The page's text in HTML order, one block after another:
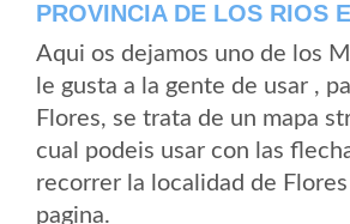
PROVINCIA DE LOS RIOS
Aqui os dejamos uno de los
le gusta a la gente de usar ,
Flores, se trata de un mapa
cual podeis usar con las
recorrer la localidad de
pagina.